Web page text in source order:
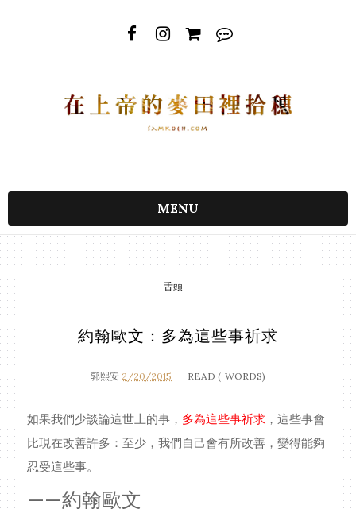
MENU
舌頭
約翰歐文：多為這些事祈求
郭熙安 2/20/2015 READ ( WORDS)
如果我們少談論這世上的事， 多為這些事祈求 ，這些事會
比現在改善許多：至少，我們自己會有所改善，變得能夠
忍受這些事。
——約翰歐文